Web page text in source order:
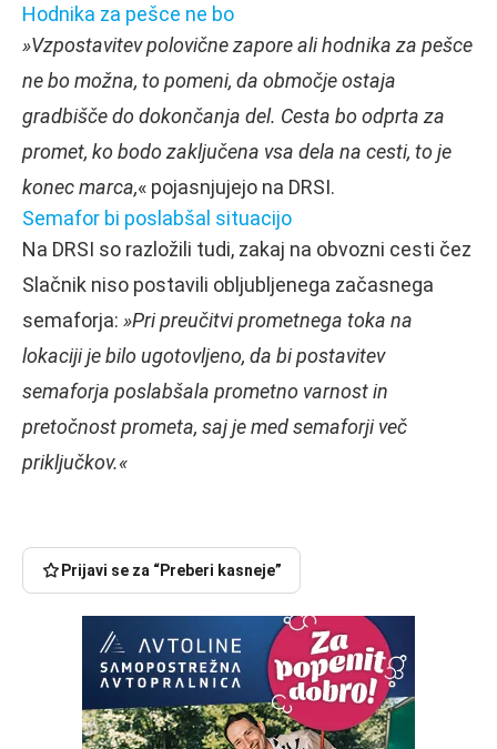
Hodnika za pešce ne bo
»Vzpostavitev polovične zapore ali hodnika za pešce
ne bo možna, to pomeni, da območje ostaja
gradbišče do dokončanja del. Cesta bo odprta za
promet, ko bodo zaključena vsa dela na cesti, to je
konec marca,« pojasnjujejo na DRSI.
Semafor bi poslabšal situacijo
Na DRSI so razložili tudi, zakaj na obvozni cesti čez
Slačnik niso postavili obljubljenega začasnega
semaforja: »Pri preučitvi prometnega toka na
lokaciji je bilo ugotovljeno, da bi postavitev
semaforja poslabšala prometno varnost in
pretočnost prometa, saj je med semaforji več
priključkov.«
Prijavi se za “Preberi kasneje”